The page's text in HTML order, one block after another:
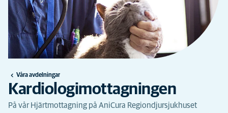
Våra avdelningar
Kardiologimottagningen
På vår Hjärtmottagning på AniCura Regiondjursjukhuset